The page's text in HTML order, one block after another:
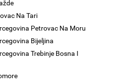
Na Tari
Petrovac Na Moru
Bijeljina
Trebinje Bosna I